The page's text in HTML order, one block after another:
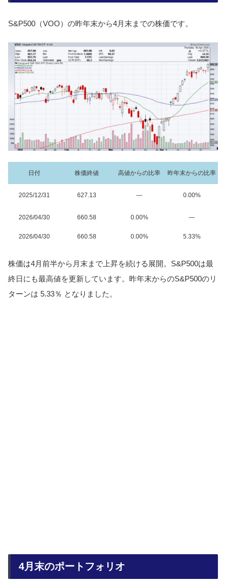
S&P500（VOO）の昨年末から4月末までの株価です。
日付 株価終値 高値からの比率 昨年末からの比率
2025/12/31 627.13 ― 0.00%
2026/04/30 660.58 0.00% ―
2026/04/30 660.58 0.00% 5.33%
株価は4月前半から月末まで上昇を続ける展開。S&P500は最
終日にも最高値を更新しています。昨年末からのS&P500のリ
ターンは 5.33％ となりました。
4月末のポートフォリオ